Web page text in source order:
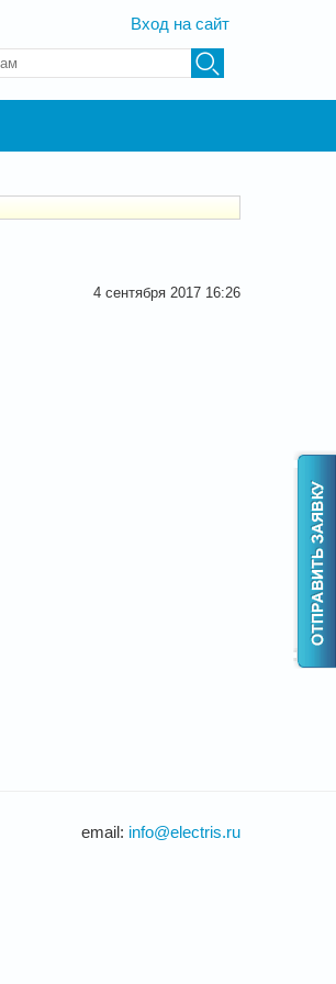
Вход на сайт
слова для поиска
4 сентября 2017 16:26
email: info@electris.ru